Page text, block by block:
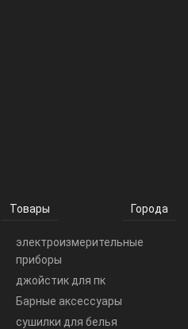
Товары Города
электроизмерительные
приборы
джойстик для пк
Барные аксессуары
сушилки для белья